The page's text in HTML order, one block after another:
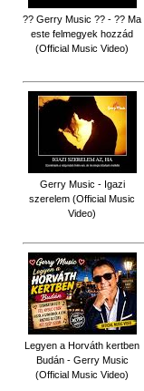
?? Gerry Music ?? - ?? Ma
este felmegyek hozzád
(Official Music Video)
Gerry Music - Igazi
szerelem (Official Music
Video)
Legyen a Horváth kertben
Budán - Gerry Music
(Official Music Video)